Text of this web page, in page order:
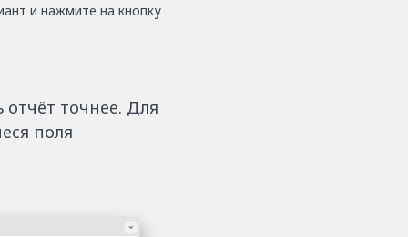
и нажмите на кнопку
точнее. Для
поля